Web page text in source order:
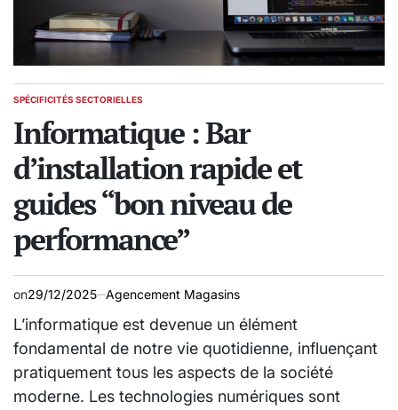
POSTED
SPÉCIFICITÉS SECTORIELLES
Informatique : Bar
d’installation rapide et
guides “bon niveau de
performance”
on29/12/2025 Agencement Magasins
L’informatique est devenue un élément
fondamental de notre vie quotidienne, influençant
pratiquement tous les aspects de la société
moderne. Les technologies numériques sont